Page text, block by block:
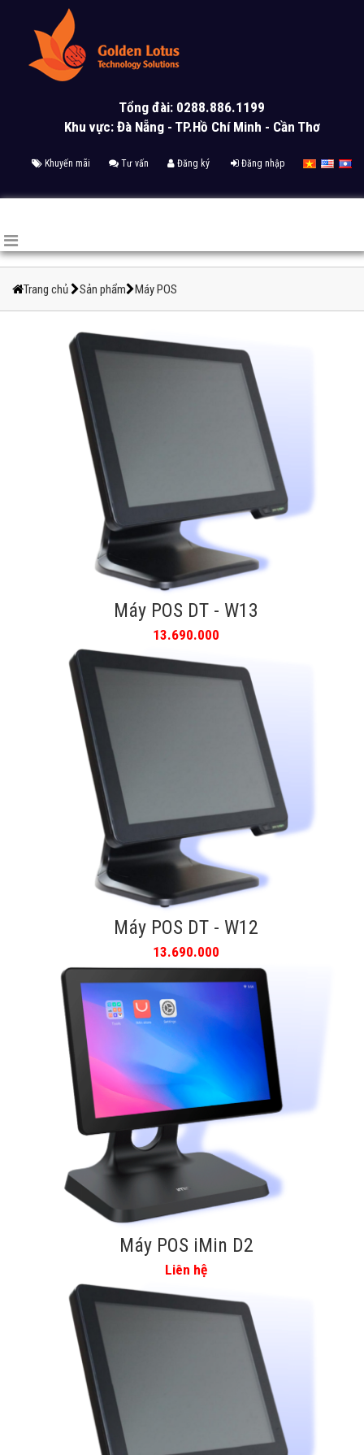
Tổng đài: 0288.886.1199
Khu vực: Đà Nẵng - TP.Hồ Chí Minh - Cần Thơ
Khuyến mãi Tư vấn Đăng ký Đăng nhập
Trang chủ Sản phẩm Máy POS
Máy POS DT - W13
13.690.000
Máy POS DT - W12
13.690.000
Máy POS iMin D2
Liên hệ